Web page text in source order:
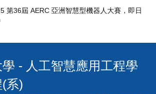
第36屆 AERC 亞洲智慧型機器人大賽，即日
- 人工智慧應用工程學
系)